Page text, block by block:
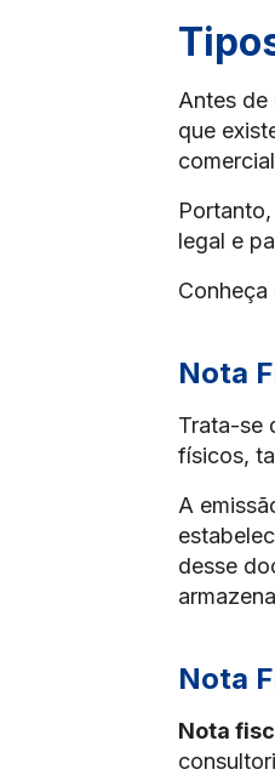
Antes de
que
legal e
Nota
Trata-se
físicos,
A
desse
Nota
Nota